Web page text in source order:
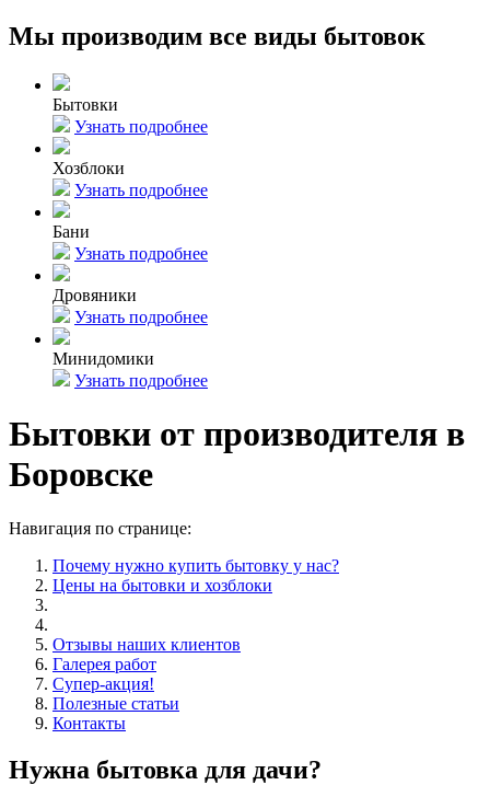
Мы производим все виды бытовок
Бытовки
Узнать подробнее
Хозблоки
Узнать подробнее
Бани
Узнать подробнее
Дровяники
Узнать подробнее
Минидомики
Узнать подробнее
Бытовки от производителя в
Боровске
Навигация по странице:
Почему нужно купить бытовку у нас?
Цены на бытовки и хозблоки
Отзывы наших клиентов
Галерея работ
Супер-акция!
Полезные статьи
Контакты
Нужна бытовка для дачи?